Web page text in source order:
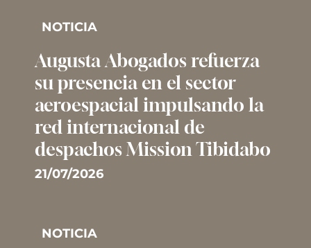
NOTICIA
Augusta Abogados refuerza
su presencia en el sector
aeroespacial impulsando la
red internacional de
despachos Mission Tibidabo
21/07/2026
NOTICIA